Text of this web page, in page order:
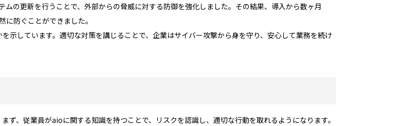
の更新を行うことで、外部からの脅威に対する防御を強化しました。その結果、導入から数ヶ月
防ぐことができました。
示しています。適切な対策を講じることで、企業はサイバー攻撃から身を守り、安心して業務を続け
、従業員がaioに関する知識を持つことで、リスクを認識し、適切な行動を取れるようになります。